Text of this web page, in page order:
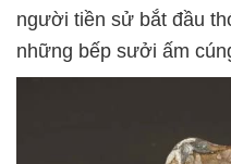
người tiền sử bắt đầu
những bếp sưởi ấm